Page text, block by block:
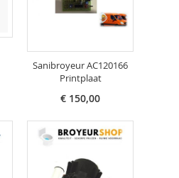
Sanibroyeur AC120166
Printplaat
€ 150,00